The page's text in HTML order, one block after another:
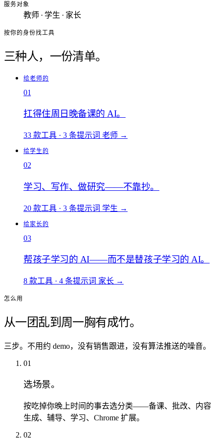
服务对象
教师 · 学生 · 家长
按你的身份找工具
三种人，一份清单。
给老师的
01
扛得住周日晚备课的 AI。
33 款工具 · 3 条提示词 老师 →
给学生的
02
学习、写作、做研究——不靠抄。
20 款工具 · 3 条提示词 学生 →
给家长的
03
帮孩子学习的 AI——而不是替孩子学习的 AI。
8 款工具 · 4 条提示词 家长 →
怎么用
从一团乱到周一胸有成竹。
三步。不用约 demo，没有销售跟进，没有算法推送的噪音。
01
选场景。
按吃掉你晚上时间的事去选分类——备课、批改、内容
生成、辅导、学习、Chrome 扩展。
02